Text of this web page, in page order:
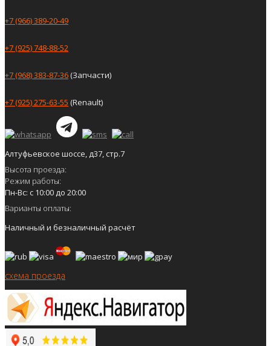
+7 (966) 389-20-49
+7 (925) 748-88-52
+7 (968) 383-87-36(Запчасти)
+7 (925) 275-63-55 (Renault)
Алтуфьевское шоссе, д37, стр.7
Высота проезда:
Режим работы:
Пн-Вс: с 10:00 до 20:00
Варианты оплаты:
Наличный и безналичный расчёт
схема проезда